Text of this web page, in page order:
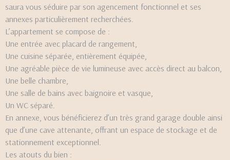
saura vous séduire par son agencement fonctionnel et ses
annexes particulièrement recherchées.
L’appartement se compose de :
Une entrée avec placard de rangement,
Une cuisine séparée, entièrement équipée,
Une agréable pièce de vie lumineuse avec accès direct au balcon,
Une belle chambre,
Une salle de bains avec baignoire et vasque,
Un WC séparé.
En annexe, vous bénéficierez d’un très grand garage double ainsi
que d’une cave attenante, offrant un espace de stockage et de
stationnement exceptionnel.
Les atouts du bien :